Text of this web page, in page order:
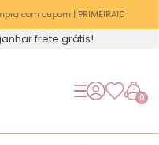
com cupom | PRIMEIRA10
frete grátis!
0